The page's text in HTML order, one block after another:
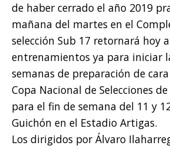
de haber cerrado el año 2019
mañana del martes en el
selección Sub 17 retornará hoy
entrenamientos ya para iniciar
semanas de preparación de
Copa Nacional de Selecciones
para el fin de semana del 11 y
Guichón en el Estadio Artigas.
Los dirigidos por Álvaro